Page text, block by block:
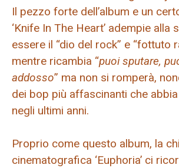
Il pezzo forte dell’album e un
‘Knife In The Heart’ adempie alla
essere il “dio del rock” e “fottuto
mentre ricambia “puoi sputare,
addosso” ma non si romperà,
dei bop più affascinanti che
negli ultimi anni.
Proprio come questo album, la
cinematografica ‘Euphoria’ ci